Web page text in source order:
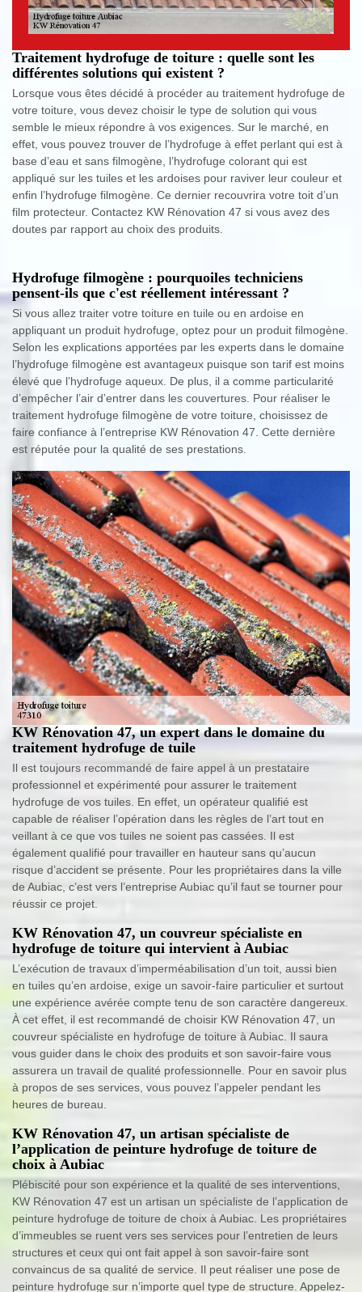
Traitement hydrofuge de toiture : quelle sont les
différentes solutions qui existent ?
Lorsque vous êtes décidé à procéder au traitement hydrofuge de
votre toiture, vous devez choisir le type de solution qui vous
semble le mieux répondre à vos exigences. Sur le marché, en
effet, vous pouvez trouver de l’hydrofuge à effet perlant qui est à
base d’eau et sans filmogène, l’hydrofuge colorant qui est
appliqué sur les tuiles et les ardoises pour raviver leur couleur et
enfin l’hydrofuge filmogène. Ce dernier recouvrira votre toit d’un
film protecteur. Contactez KW Rénovation 47 si vous avez des
doutes par rapport au choix des produits.
Hydrofuge filmogène : pourquoiles techniciens
pensent-ils que c'est réellement intéressant ?
Si vous allez traiter votre toiture en tuile ou en ardoise en
appliquant un produit hydrofuge, optez pour un produit filmogène.
Selon les explications apportées par les experts dans le domaine
l’hydrofuge filmogène est avantageux puisque son tarif est moins
élevé que l’hydrofuge aqueux. De plus, il a comme particularité
d’empêcher l’air d’entrer dans les couvertures. Pour réaliser le
traitement hydrofuge filmogène de votre toiture, choisissez de
faire confiance à l’entreprise KW Rénovation 47. Cette dernière
est réputée pour la qualité de ses prestations.
KW Rénovation 47, un expert dans le domaine du
traitement hydrofuge de tuile
Il est toujours recommandé de faire appel à un prestataire
professionnel et expérimenté pour assurer le traitement
hydrofuge de vos tuiles. En effet, un opérateur qualifié est
capable de réaliser l’opération dans les règles de l’art tout en
veillant à ce que vos tuiles ne soient pas cassées. Il est
également qualifié pour travailler en hauteur sans qu’aucun
risque d’accident se présente. Pour les propriétaires dans la ville
de Aubiac, c’est vers l’entreprise Aubiac qu’il faut se tourner pour
réussir ce projet.
KW Rénovation 47, un couvreur spécialiste en
hydrofuge de toiture qui intervient à Aubiac
L’exécution de travaux d’imperméabilisation d’un toit, aussi bien
en tuiles qu’en ardoise, exige un savoir-faire particulier et surtout
une expérience avérée compte tenu de son caractère dangereux.
À cet effet, il est recommandé de choisir KW Rénovation 47, un
couvreur spécialiste en hydrofuge de toiture à Aubiac. Il saura
vous guider dans le choix des produits et son savoir-faire vous
assurera un travail de qualité professionnelle. Pour en savoir plus
à propos de ses services, vous pouvez l’appeler pendant les
heures de bureau.
KW Rénovation 47, un artisan spécialiste de
l’application de peinture hydrofuge de toiture de
choix à Aubiac
Plébiscité pour son expérience et la qualité de ses interventions,
KW Rénovation 47 est un artisan un spécialiste de l’application de
peinture hydrofuge de toiture de choix à Aubiac. Les propriétaires
d’immeubles se ruent vers ses services pour l’entretien de leurs
structures et ceux qui ont fait appel à son savoir-faire sont
convaincus de sa qualité de service. Il peut réaliser une pose de
peinture hydrofuge sur n’importe quel type de structure. Appelez-